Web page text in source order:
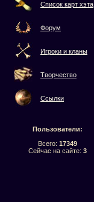
Список карт хэта
Форум
Игроки и кланы
Творчество
Ссылки
Пользователи:
Всего: 17349
Сейчас на сайте: 3